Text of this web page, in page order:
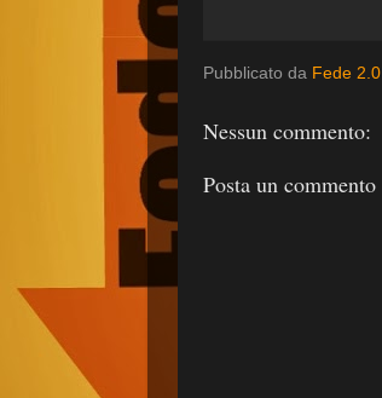
Pubblicato da Fede 2.0
Nessun commento:
Posta un commento